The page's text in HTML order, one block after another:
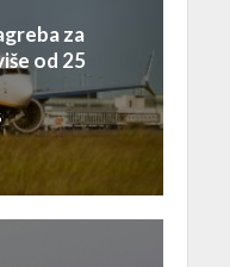
za
od 25